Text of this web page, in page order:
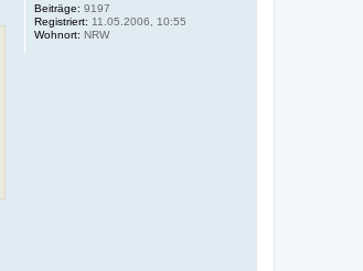
Beiträge: 9197
Registriert: 11.05.2006, 10:55
Wohnort: NRW